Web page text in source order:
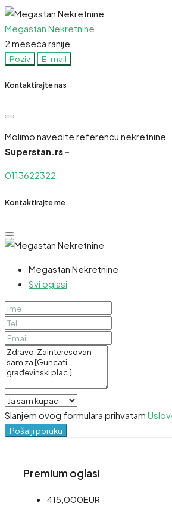
Megastan Nekretnine
2 meseca ranije
Poziv E-mail
Kontaktirajte nas
Molimo navedite referencu nekretnine
Superstan.rs -
0113622322
Kontaktirajte me
Megastan Nekretnine
Svi oglasi
Slanjem ovog formulara prihvatam
Pošalji poruku
Premium oglasi
415,000EUR